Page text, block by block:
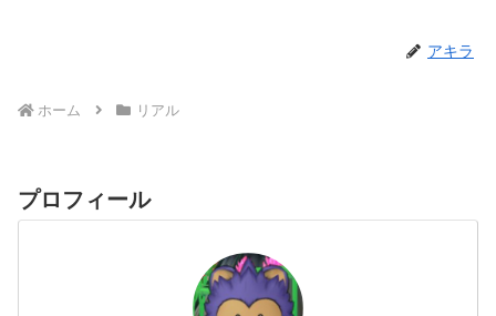
アキラ
ホーム リアル
プロフィール